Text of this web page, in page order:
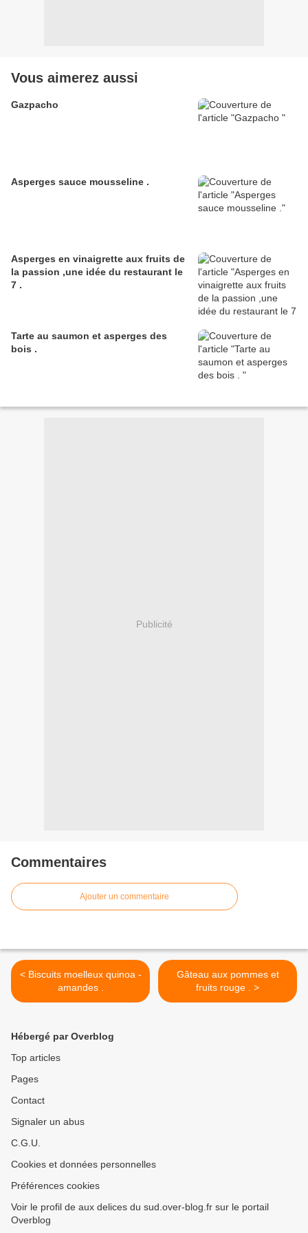
Vous aimerez aussi
Gazpacho
Asperges sauce mousseline .
Asperges en vinaigrette aux fruits de
la passion ,une idée du restaurant le
7 .
Tarte au saumon et asperges des
bois .
Publicité
Commentaires
Ajouter un commentaire
< Biscuits moelleux quinoa -
amandes .
Gâteau aux pommes et
fruits rouge . >
Hébergé par Overblog
Top articles
Pages
Contact
Signaler un abus
C.G.U.
Cookies et données personnelles
Préférences cookies
Voir le profil de aux delices du sud.over-blog.fr sur le portail
Overblog